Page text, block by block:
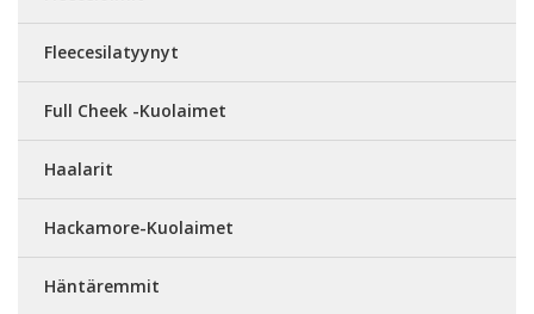
Fleecesilatyynyt
Full Cheek -Kuolaimet
Haalarit
Hackamore-Kuolaimet
Häntäremmit